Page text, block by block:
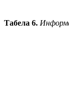
Табела 6.